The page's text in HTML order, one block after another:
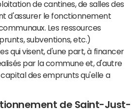
de cantines, de salles des
d'assurer le fonctionnement
Les ressources
subventions, etc.)
qui visent, d'une part, à financer
par la commune et, d'autre
des emprunts qu'elle a
de Saint-Just-